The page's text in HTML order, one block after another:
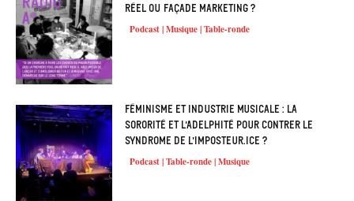
réel ou façade marketing ?
Podcast | Musique | Table-ronde
Féminisme et industrie musicale : la
sororité et l’adelphité pour contrer le
syndrome de l’imposteur.ice ?
Podcast | Table-ronde | Musique